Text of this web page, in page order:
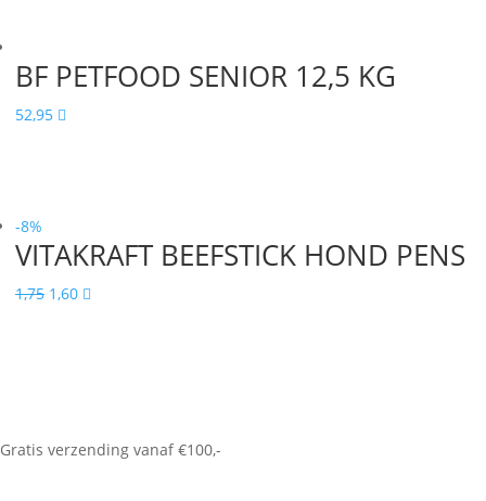
BF PETFOOD SENIOR 12,5 KG
52,95 
-8%
VITAKRAFT BEEFSTICK HOND PENS
1,75 Oorspronkelijke
1,60Huidige

Gratis verzending vanaf €100,-